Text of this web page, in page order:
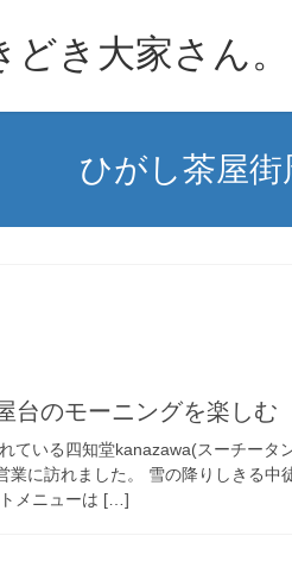
き大家さん。
ひがし茶屋街
台のモーニングを楽しむ
ている四知堂kanazawa(スーチータ
業に訪れました。 雪の降りしきる中
メニューは […]